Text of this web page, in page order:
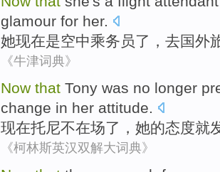
glamour for her.
她现在是空中乘务员了，去国外
《牛津词典》
Now that Tony was no longer
change in her attitude.
现在托尼不在场了 ， 她的态度就
《柯林斯英汉双解大词典》